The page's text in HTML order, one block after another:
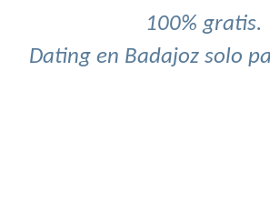
100% gratis.
Dating en Badajoz solo